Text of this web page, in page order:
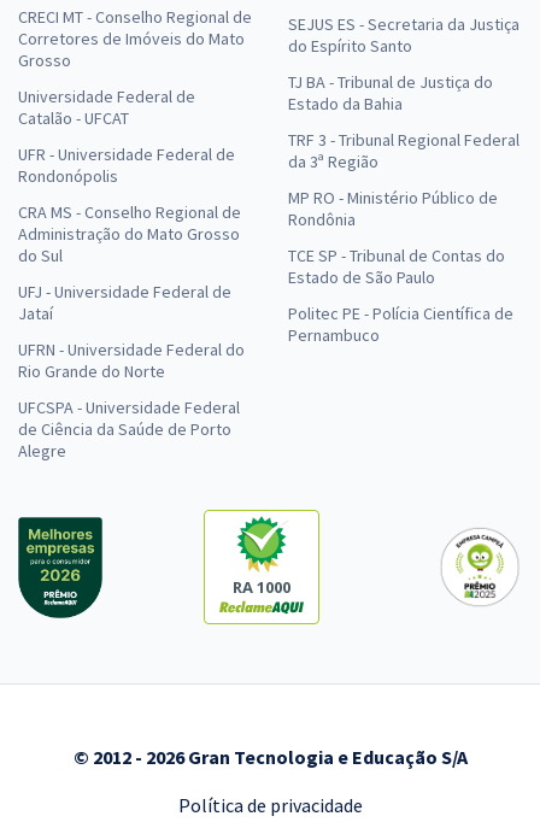
CRECI MT - Conselho Regional de
Corretores de Imóveis do Mato
Grosso
Universidade Federal de
Catalão - UFCAT
UFR - Universidade Federal de
Rondonópolis
CRA MS - Conselho Regional de
Administração do Mato Grosso
do Sul
UFJ - Universidade Federal de
Jataí
UFRN - Universidade Federal do
Rio Grande do Norte
UFCSPA - Universidade Federal
de Ciência da Saúde de Porto
Alegre
SEJUS ES - Secretaria da Justiça
do Espírito Santo
TJ BA - Tribunal de Justiça do
Estado da Bahia
TRF 3 - Tribunal Regional Federal
da 3ª Região
MP RO - Ministério Público de
Rondônia
TCE SP - Tribunal de Contas do
Estado de São Paulo
Politec PE - Polícia Científica de
Pernambuco
RA 1000
© 2012 - 2026 Gran Tecnologia e Educação S/A
Política de privacidade